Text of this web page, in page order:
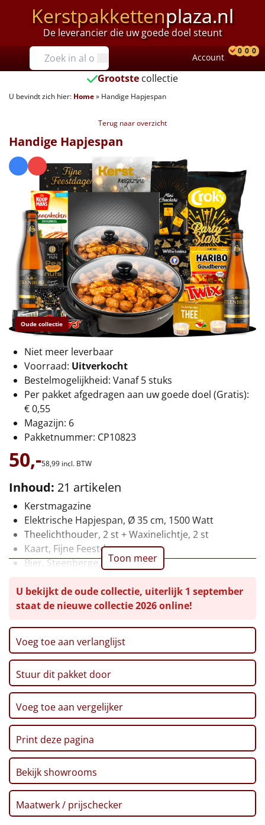
Kerstpakkettenplaza.nl
De leverancier die uw goede doel steunt
Prijzen
Tot €25
€25 tot €35
€40 tot €45
€45 tot €50
€50 tot €55
€55 tot €75
€75 tot €100
€100 en hoger
Alle kerstpakketten 2026
Thema
Origineel
Rituals
Luxe
Mannen
Vrouwen
Duurzaam
Leuke
Uniek
Alle thema's
Artikel
Hitster NIEUW
Pizzarette
Tas
Wake up light
NIEUW
Borrelplank
Account
0 0 0
Grootste collectie
U bevindt zich hier: Home» Handige Hapjespan
Terug naar overzicht
Oude collectie
Handige Hapjespan
Niet meer leverbaar
Voorraad: Uitverkocht
Bestelmogelijkheid: Vanaf 5 stuks
Per pakket afgedragen aan uw goede doel (Gratis):
€ 0,55
Magazijn: 6
Pakketnummer: CP10823
50,-58,99 incl. BTW
Inhoud: 21 artikelen
Kerstmagazine
Elektrische Hapjespan, Ø 35 cm, 1500 Watt
Theelichthouder, 2 st + Waxinelichtje, 2 st
Kaart, Fijne Feestdagen
Bier, Steenberge, 25 cl, 2 st
Chips, Croky, Partystars, 80 gr
Sultana, 3-pack, 43 gr
Pepermunt, 65 gr
Pannenkoekenmix, 400 gr
Speculoos Koekjes, 25 gr
Crackers, 250 gr
Mars, 51 gr
Thee, Bosvruchten, 30 gr
Verpakt in een feestelijke kerstdoos, 49 x 39 x 20 cm
Toon meer
U bekijkt de oude collectie, uiterlijk 1 september
staat de nieuwe collectie 2026 online!
Voeg toe aan verlanglijst
Stuur dit pakket door
Voeg toe aan vergelijker
Print deze pagina
Bekijk showrooms
Maatwerk / prijschecker